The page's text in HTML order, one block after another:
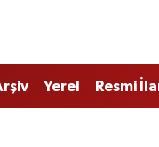
Yerel Resmi